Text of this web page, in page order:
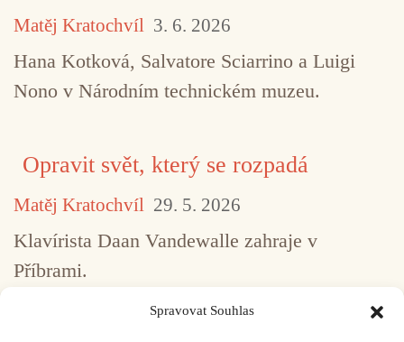
Spravovat Souhlas
Matěj Kratochvíl 3. 6. 2026
Hana Kotková, Salvatore Sciarrino a Luigi
Nono v Národním technickém muzeu.
Opravit svět, který se rozpadá
Matěj Kratochvíl 29. 5. 2026
Klavírista Daan Vandewalle zahraje v
Příbrami.